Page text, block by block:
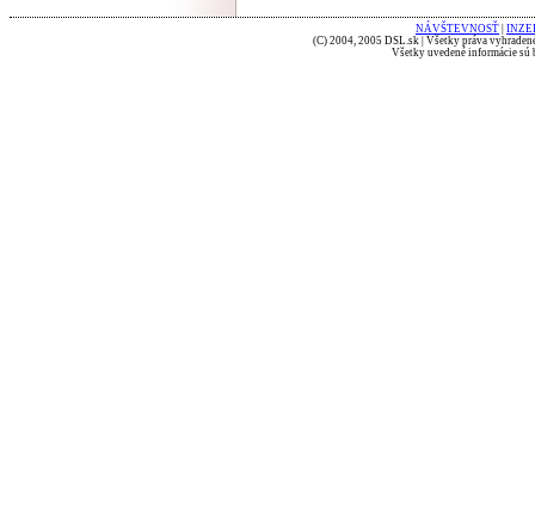
NÁVŠTEVNOSŤ
(C) 2004, 2005 DSL.sk | Všetky práva
Všetky uvedené informácie sú